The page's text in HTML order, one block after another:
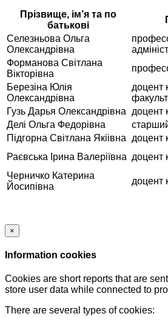
Прізвище, ім’я та по
батькові
Селезньова Ольга
Олександрівна
Форманова Світлана
Вікторівна
Березіна Юлія
Олександрівна
доцент
Гузь Дарья Олександрівна
доцент
Делі Ольга Федорівна
Підгорна Світлана Якіівна
доцент
Раєвська Ірина Валеріївна доцент
Черничко Катерина
Йосипівна
доцент
×
Information cookies
Cookies are short reports that are
store user data while connected to
There are several types of cookies: